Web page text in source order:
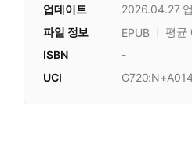
업데이트 2026.04.27
파일 정보 EPUB
평균
ISBN
-
UCI